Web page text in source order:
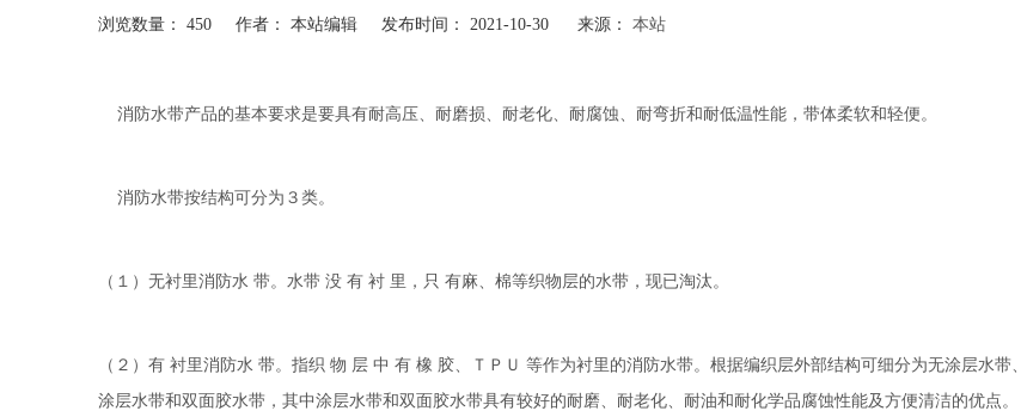
浏览数量： 450 作者： 本站编辑 发布时间： 2021-10-30 来源： 本站
消防水带产品的基本要求是要具有耐高压、耐磨损、耐老化、耐腐蚀、耐弯折和耐低温性能，带体柔软和轻便。
消防水带按结构可分为３类。
（１）无衬里消防水 带。水带 没 有 衬 里，只 有麻、棉等织物层的水带，现已淘汰。
（２）有 衬里消防水 带。指织 物 层 中 有 橡 胶、ＴＰＵ 等作为衬里的消防水带。根据编织层外部结构可细分为无涂层水带、
涂层水带和双面胶水带，其中涂层水带和双面胶水带具有较好的耐磨、耐老化、耐油和耐化学品腐蚀性能及方便清洁的优点。